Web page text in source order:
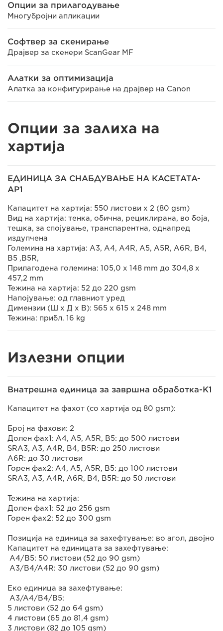
Опции за прилагодување
Многубројни апликации
Софтвер за скенирање
Драјвер за скенери ScanGear MF
Алатки за оптимизација
Алатка за конфигурирање на драјвер на Canon
Опции за залиха на
хартија
ЕДИНИЦА ЗА СНАБДУВАЊЕ НА КАСЕТАТА-
AP1
Капацитет на хартија: 550 листови x 2 (80 gsm)
Вид на хартија: тенка, обична, рециклирана, во боја,
тешка, за спојување, транспарентна, однапред
издупчена
Големина на хартија: A3, A4, A4R, A5, A5R, A6R, B4,
B5 ,B5R,
Прилагодена големина: 105,0 x 148 mm до 304,8 x
457,2 mm
Тежина на хартија: 52 до 220 gsm
Напојување: од главниот уред
Димензии (Ш x Д x В): 565 x 615 x 248 mm
Тежина: прибл. 16 kg
Излезни опции
Внатрешна единица за завршна обработка-K1
Капацитет на фахот (со хартија од 80 gsm):
Број на фахови: 2
Долен фах1: A4, A5, A5R, B5: до 500 листови
SRA3, A3, A4R, B4, B5R: до 250 листови
A6R: до 30 листови
Горен фах2: A4, A5, A5R, B5: до 100 листови
SRA3, A3, A4R, A6R, B4, B5R: до 50 листови
Тежина на хартија:
Долен фах1: 52 до 256 gsm
Горен фах2: 52 до 300 gsm
Позиција на единица за захефтување: во агол, двојно
Капацитет на единицата за захефтување:
A4/B5: 50 листови (52 до 90 gsm)
A3/B4/A4R: 30 листови (52 до 90 gsm)
Еко единица за захефтување:
A3/A4/B4/B5:
5 листови (52 до 64 gsm)
4 листови (65 до 81,4 gsm)
3 листови (82 до 105 gsm)